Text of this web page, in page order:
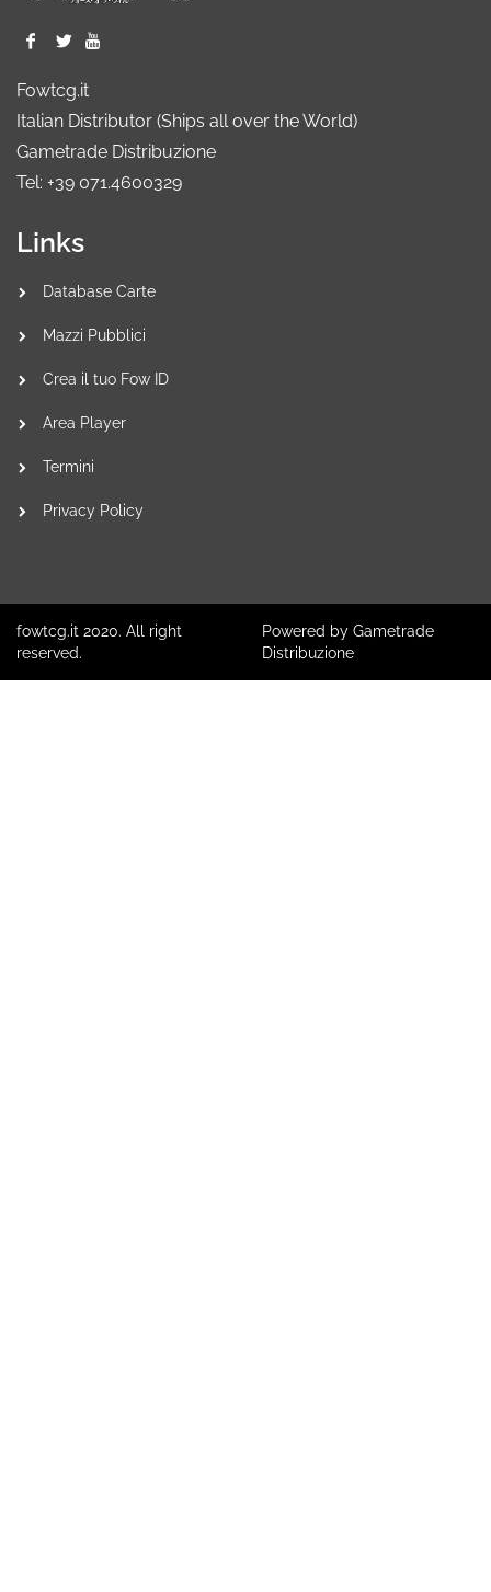
Fowtcg.it
Italian Distributor (Ships all over the World)
Gametrade Distribuzione
Tel: +39 071.4600329
Links
Database Carte
Mazzi Pubblici
Crea il tuo Fow ID
Area Player
Termini
Privacy Policy
fowtcg.it 2020. All right
reserved.
Powered by Gametrade
Distribuzione